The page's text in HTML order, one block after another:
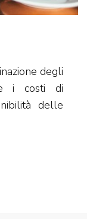
degli
i costi di
delle